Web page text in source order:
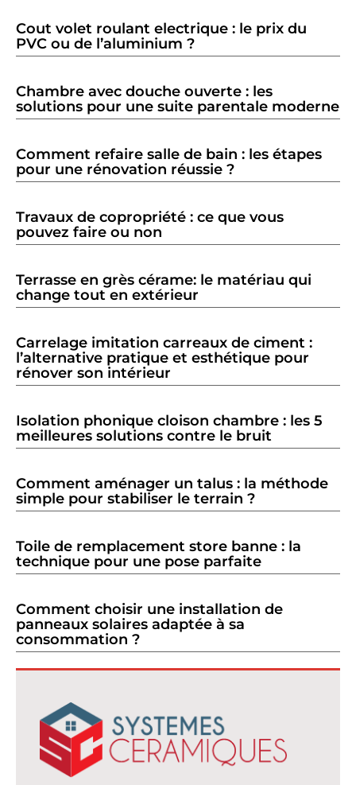
Cout volet roulant electrique : le prix du
PVC ou de l’aluminium ?
Chambre avec douche ouverte : les
solutions pour une suite parentale moderne
Comment refaire salle de bain : les étapes
pour une rénovation réussie ?
Travaux de copropriété : ce que vous
pouvez faire ou non
Terrasse en grès cérame: le matériau qui
change tout en extérieur
Carrelage imitation carreaux de ciment :
l’alternative pratique et esthétique pour
rénover son intérieur
Isolation phonique cloison chambre : les 5
meilleures solutions contre le bruit
Comment aménager un talus : la méthode
simple pour stabiliser le terrain ?
Toile de remplacement store banne : la
technique pour une pose parfaite
Comment choisir une installation de
panneaux solaires adaptée à sa
consommation ?